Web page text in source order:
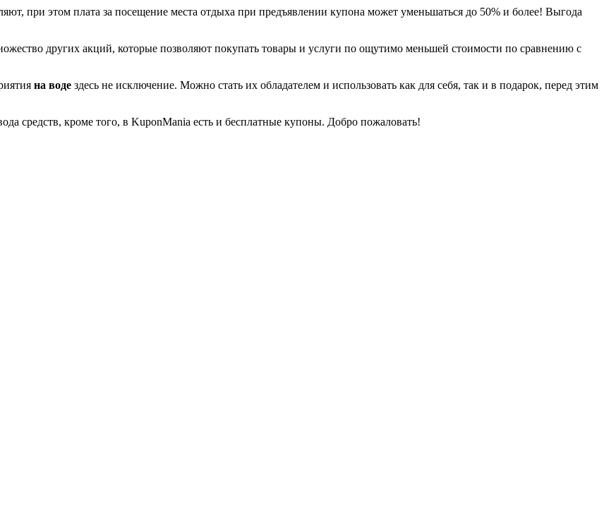
при этом плата за посещение места отдыха при предъявлении купона может уменьшаться до 50% и более! Выгода
других акций, которые позволяют покупать товары и услуги по ощутимо меньшей стоимости по сравнению с
на воде здесь не исключение. Можно стать их обладателем и использовать как для себя, так и в подарок, перед этим
средств, кроме того, в KuponMania есть и бесплатные купоны. Добро пожаловать!